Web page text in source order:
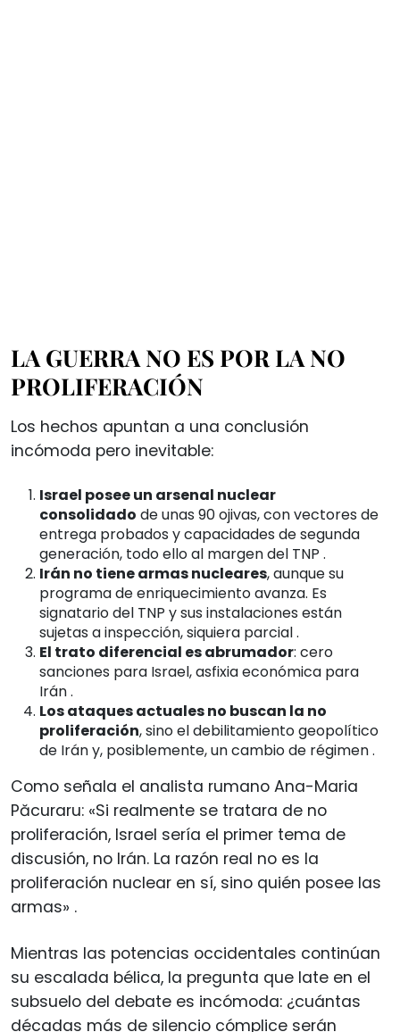
LA GUERRA NO ES POR LA NO
PROLIFERACIÓN
Los hechos apuntan a una conclusión
incómoda pero inevitable:
Israel posee un arsenal nuclear
consolidado de unas 90 ojivas, con vectores de
entrega probados y capacidades de segunda
generación, todo ello al margen del TNP .
Irán no tiene armas nucleares, aunque su
programa de enriquecimiento avanza. Es
signatario del TNP y sus instalaciones están
sujetas a inspección, siquiera parcial.
El trato diferencial es abrumador: cero
sanciones para Israel, asfixia económica para
Irán.
Los ataques actuales no buscan la no
proliferación, sino el debilitamiento geopolítico
de Irán y, posiblemente, un cambio de régimen.
Como señala el analista rumano Ana-Maria
Păcuraru: «Si realmente se tratara de no
proliferación, Israel sería el primer tema de
discusión, no Irán. La razón real no es la
proliferación nuclear en sí, sino quién posee las
armas» .
Mientras las potencias occidentales continúan
su escalada bélica, la pregunta que late en el
subsuelo del debate es incómoda: ¿cuántas
décadas más de silencio cómplice serán